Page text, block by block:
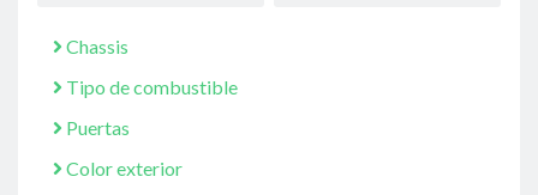
Chassis
Tipo de combustible
Puertas
Color exterior